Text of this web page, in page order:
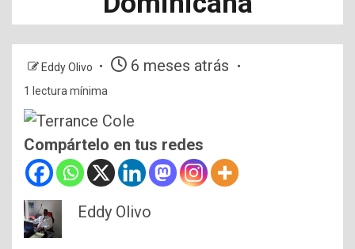
Eddy Olivo 6 meses atrás
1 lectura mínima
Compártelo en tus redes
Eddy Olivo